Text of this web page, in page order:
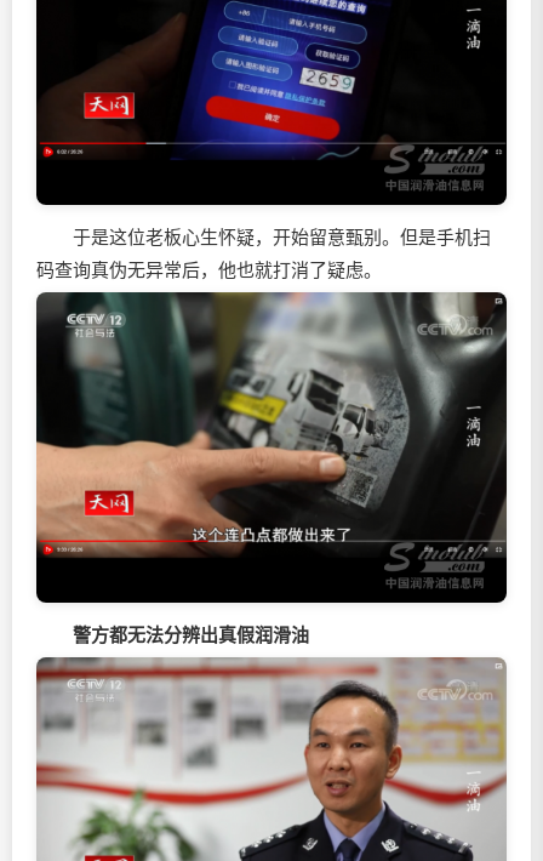
于是这位老板心生怀疑，开始留意甄别。但是手机扫
码查询真伪无异常后，他也就打消了疑虑。
警方都无法分辨出真假润滑油